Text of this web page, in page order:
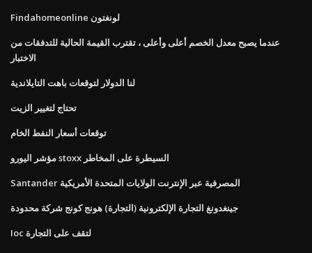
Findahomeonline لونغتون
عندما يصبح معدل الخصم أعلى وأعلى ، تقترب القيمة الحالية للتدفقات من
الاختبار
لنا الدولار لتوقعات باهت التايلاندية
تحتاج لتغيير الزيت
توقعات أسعار النفط الخام
مؤشر اليورو stoxx السيطرة على المخاطر
Santander المصرفية عبر الإنترنت الولايات المتحدة الأمريكية
جينغدونغ التجارة الإلكترونية (التجارة) هونج كونج شركة محدودة
Ioc لتقف على التجارة